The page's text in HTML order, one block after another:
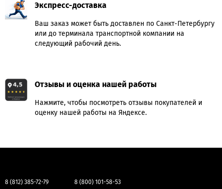
Экспресс-доставка
Ваш заказ может быть доставлен по Санкт-Петербургу
или до терминала транспортной компании на
следующий рабочий день.
Отзывы и оценка нашей работы
Нажмите, чтобы посмотреть отзывы покупателей и
оценку нашей работы на Яндексе.
8 (812) 385-72-79 8 (800) 101-58-53